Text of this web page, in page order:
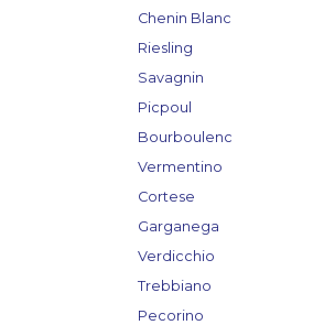
Chenin Blanc
Riesling
Savagnin
Picpoul
Bourboulenc
Vermentino
Cortese
Garganega
Verdicchio
Trebbiano
Pecorino